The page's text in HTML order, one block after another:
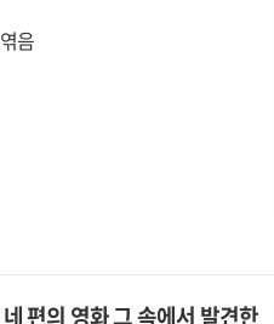
음
편의 영화 그 속에서 발견한